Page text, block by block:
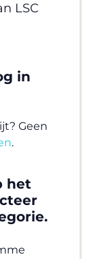
LSC
in
Geen
.
het